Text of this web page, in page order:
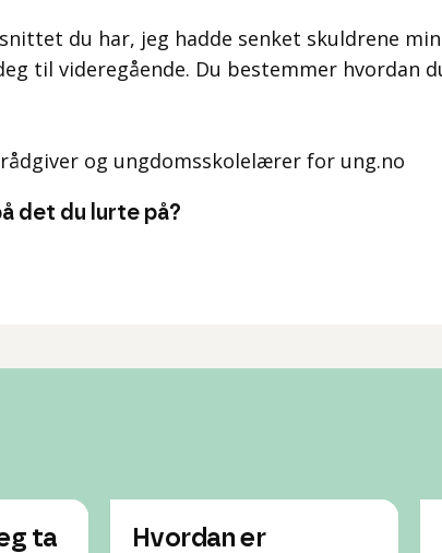
du har, jeg hadde senket skuldrene
til videregående. Du bestemmer hvordan
og ungdomsskolelærer for ung.no
det du lurte på?
ta
Hvordan er